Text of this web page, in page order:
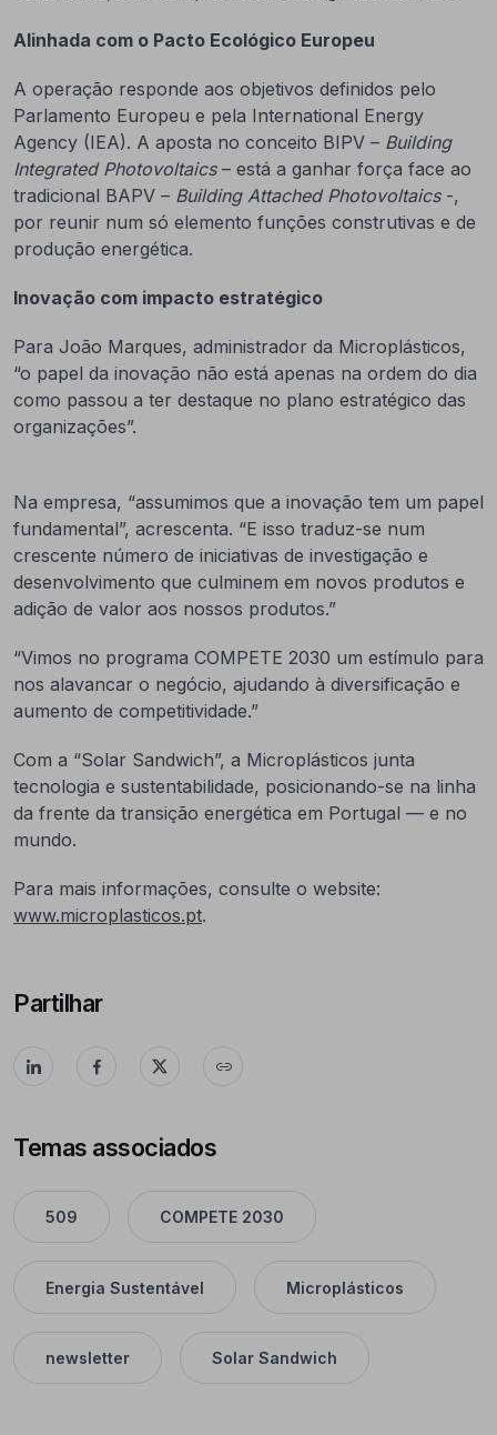
Alinhada com o Pacto Ecológico Europeu
A operação responde aos objetivos definidos pelo
Parlamento Europeu e pela International Energy
Agency (IEA). A aposta no conceito BIPV – Building
Integrated Photovoltaics– está a ganhar força face ao
tradicional BAPV – Building Attached Photovoltaics-,
por reunir num só elemento funções construtivas e de
produção energética.
Inovação com impacto estratégico
Para João Marques, administrador da Microplásticos,
“o papel da inovação não está apenas na ordem do dia
como passou a ter destaque no plano estratégico das
organizações”.
Na empresa, “assumimos que a inovação tem um papel
fundamental”, acrescenta. “E isso traduz-se num
crescente número de iniciativas de investigação e
desenvolvimento que culminem em novos produtos e
adição de valor aos nossos produtos.”
“Vimos no programa COMPETE 2030 um estímulo para
nos alavancar o negócio, ajudando à diversificação e
aumento de competitividade.”
Com a “Solar Sandwich”, a Microplásticos junta
tecnologia e sustentabilidade, posicionando-se na linha
da frente da transição energética em Portugal — e no
mundo.
Para mais informações, consulte o website:
www.microplasticos.pt.
Partilhar
Temas associados
509 COMPETE 2030
Energia Sustentável Microplásticos
newsletter Solar Sandwich